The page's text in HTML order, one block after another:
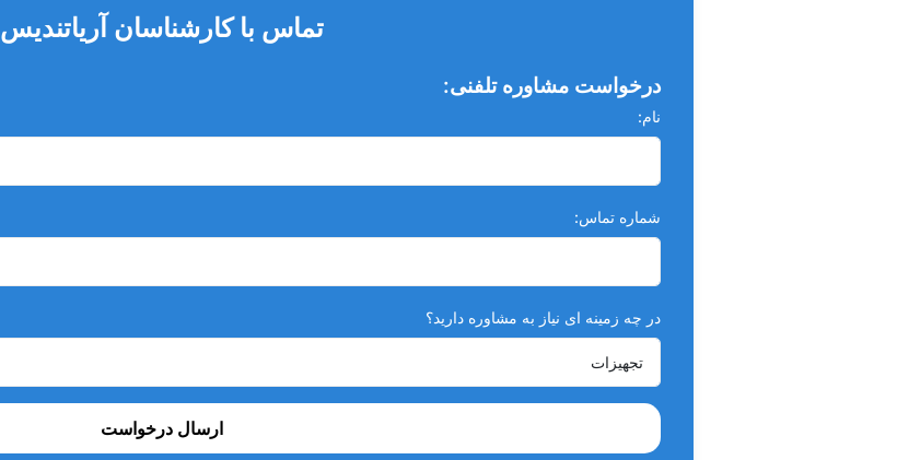
مجهز شدن به سرب دو لایه ای برای محافظت بیشتر از اپراتور در برابر اشعه های ماشی از دستگاه
مجهز شدن به سیستم عیب یابی در صورت بروز مشکل و ایراد فنی
تماس با کارشناسان آریاتندیس
درخواست مشاوره تلفنی:
نام:
شماره تماس:
در چه زمینه ای نیاز به مشاوره دارید؟
ارسال درخواست